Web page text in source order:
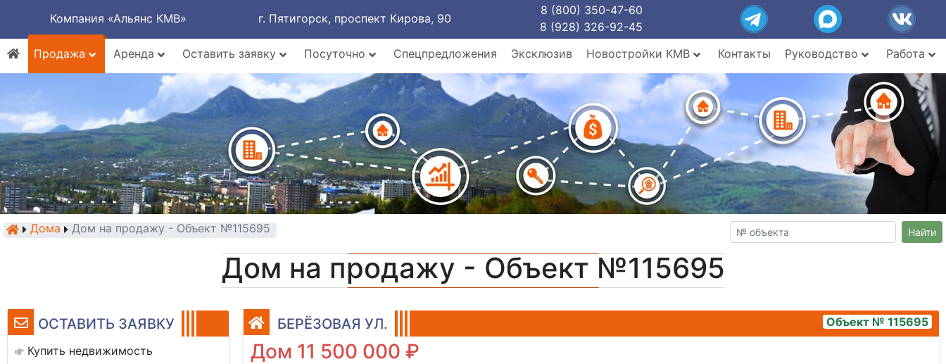
Компания «Альянс КМВ» г. Пятигорск, проспект Кирова, 90
8 (800) 350-47-60
8 (928) 326-92-45
Продажа
Аренда Оставить заявку Посуточно Спецпредложения Эксклюзив Новостройки КМВ Контакты Руководство Работа
Дома Дом на продажу - Объект №115695 Найти
Дом на продажу - Объект №115695
ОСТАВИТЬ ЗАЯВКУ
Купить недвижимость
БЕРЁЗОВАЯ УЛ. Объект № 115695
Дом 11 500 000 ₽